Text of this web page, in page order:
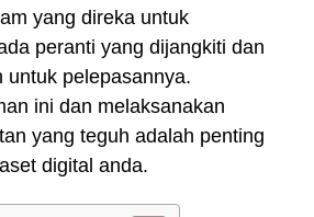
yang direka untuk
peranti yang dijangkiti dan
untuk pelepasannya.
ini dan melaksanakan
yang teguh adalah penting
digital anda.